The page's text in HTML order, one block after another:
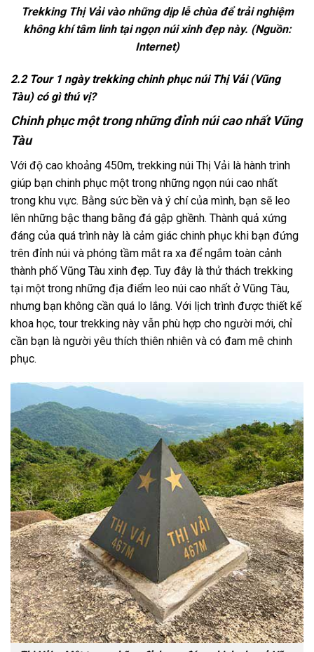
Trekking Thị Vải vào những dịp lễ chùa để trải nghiệm
không khí tâm linh tại ngọn núi xinh đẹp này. (Nguồn:
Internet)
2.2 Tour 1 ngày trekking chinh phục núi Thị Vải (Vũng
Tàu) có gì thú vị?
Chinh phục một trong những đỉnh núi cao nhất Vũng
Tàu
Với độ cao khoảng 450m, trekking núi Thị Vải là hành trình
giúp bạn chinh phục một trong những ngọn núi cao nhất
trong khu vực. Bằng sức bền và ý chí của mình, bạn sẽ leo
lên những bậc thang bằng đá gập ghềnh. Thành quả xứng
đáng của quá trình này là cảm giác chinh phục khi bạn đứng
trên đỉnh núi và phóng tầm mắt ra xa để ngắm toàn cảnh
thành phố Vũng Tàu xinh đẹp. Tuy đây là thử thách trekking
tại một trong những địa điểm leo núi cao nhất ở Vũng Tàu,
nhưng bạn không cần quá lo lắng. Với lịch trình được thiết kế
khoa học, tour trekking này vẫn phù hợp cho người mới, chỉ
cần bạn là người yêu thích thiên nhiên và có đam mê chinh
phục.